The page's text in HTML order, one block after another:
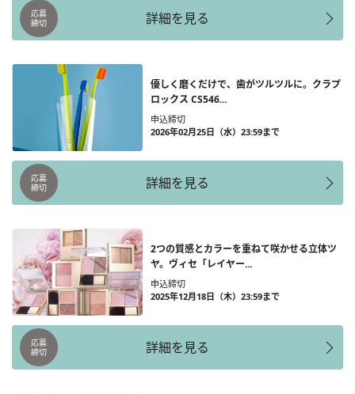
詳細を見る
応募
締切
優しく磨くだけで、歯がツルツルに。クラプ
ロックス CS546...
申込締切
2026年02月25日（水）23:59まで
詳細を見る
応募
締切
2つの質感とカラーを重ねて咲かせる立体ツ
ヤ。ヴィセ「レイヤー...
申込締切
2025年12月18日（木）23:59まで
詳細を見る
応募
締切